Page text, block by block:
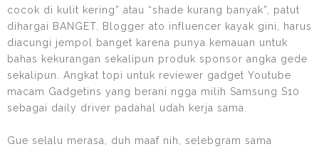
cocok di kulit kering” atau “shade kurang banyak”, patut
dihargai BANGET. Blogger ato influencer kayak gini, harus
diacungi jempol banget karena punya kemauan untuk
bahas kekurangan sekalipun produk sponsor angka gede
sekalipun. Angkat topi untuk reviewer gadget Youtube
macam Gadgetins yang berani ngga milih Samsung S10
sebagai daily driver padahal udah kerja sama.
Gue selalu merasa, duh maaf nih, selebgram sama